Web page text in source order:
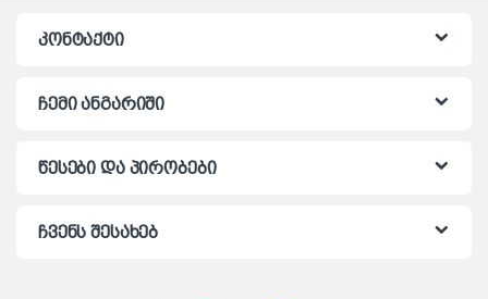
კონტაქტი
ჩემი ანგარიში
წესები და პირობები
ჩვენს შესახებ